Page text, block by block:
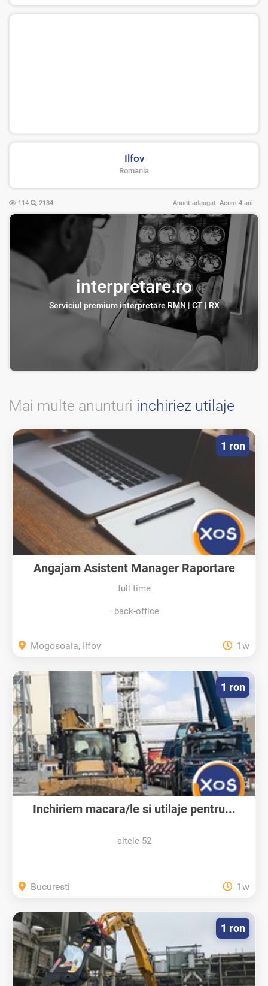
Ilfov
Romania
114 2184 Anunt adaugat: Acum 4 ani
interpretare.ro
Serviciul premium interpretare RMN | CT | RX
Mai multe anunturi inchiriez utilaje
Angajam Asistent Manager Raportare
full time
back-office
1 ron
Mogosoaia, Ilfov 1w
Inchiriem macara/le si utilaje pentru...
altele 52
1 ron
Bucuresti 1w
1 ron